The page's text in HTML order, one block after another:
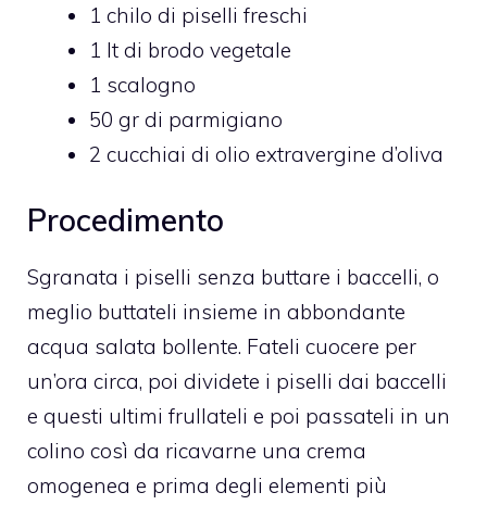
1 chilo di piselli freschi
1 lt di brodo vegetale
1 scalogno
50 gr di parmigiano
2 cucchiai di olio extravergine d’oliva
Procedimento
Sgranata i piselli senza buttare i baccelli, o
meglio buttateli insieme in abbondante
acqua salata bollente. Fateli cuocere per
un’ora circa, poi dividete i piselli dai baccelli
e questi ultimi frullateli e poi passateli in un
colino così da ricavarne una crema
omogenea e prima degli elementi più